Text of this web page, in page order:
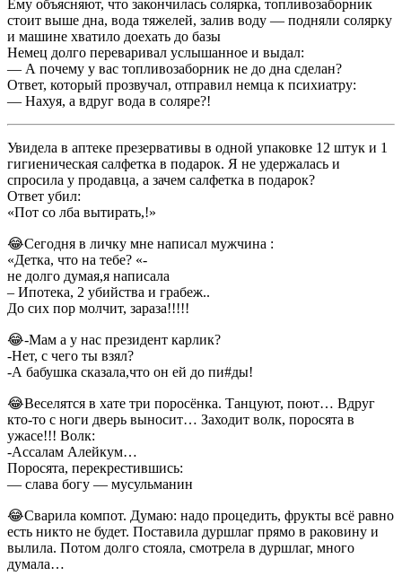
Ему объясняют, что закончилась солярка, топливозаборник
стоит выше дна, вода тяжелей, залив воду — подняли солярку
и машине хватило доехать до базы
Немец долго переваривал услышанное и выдал:
— А почему у вас топливозаборник не до дна сделан?
Ответ, который прозвучал, отправил немца к психиатру:
— Нахуя, а вдруг вода в соляре?!
Увидела в аптеке презервативы в одной упаковке 12 штук и 1
гигиеническая салфетка в подарок. Я не удержалась и
спросила у продавца, а зачем салфетка в подарок?
Ответ убил:
«Пот со лба вытирать,!»
😂Сегодня в личку мне написал мужчина :
«Детка, что на тебе? «-
не долго думая,я написала
– Ипотека, 2 убийства и грабеж..
До сих пор молчит, зараза!!!!!
😂-Мам а у нас президент карлик?
-Нет, c чего ты взял?
-А бабушка сказала,что он ей до пи#ды!
😂Веселятся в хате три поросёнка. Танцуют, поют… Вдруг
кто-то с ноги дверь выносит… Заходит волк, поросята в
ужасе!!! Волк:
-Ассалам Алейкум…
Поросята, перекрестившись:
— слава богу — мусульманин
😂Сварила компот. Думаю: надо процедить, фрукты всё равно
есть никто не будет. Поставила дуршлаг прямо в раковину и
вылила. Потом долго стояла, смотрела в дуршлаг, много
думала…